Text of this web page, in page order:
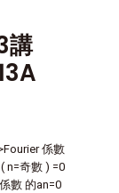
講
係數
n=奇數 ) =0
數 的an=0